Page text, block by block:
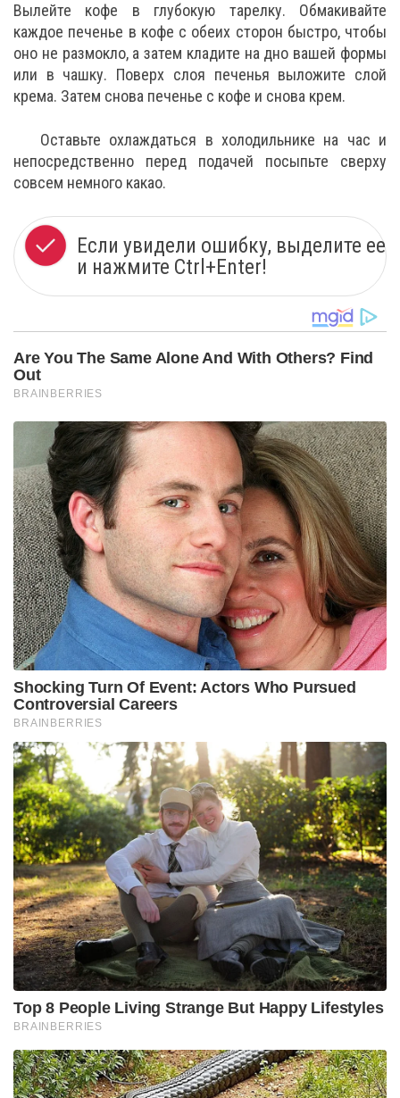
Вылейте кофе в глубокую тарелку. Обмакивайте
каждое печенье в кофе с обеих сторон быстро, чтобы
оно не размокло, а затем кладите на дно вашей формы
или в чашку. Поверх слоя печенья выложите слой
крема. Затем снова печенье с кофе и снова крем.
Оставьте охлаждаться в холодильнике на час и
непосредственно перед подачей посыпьте сверху
совсем немного какао.
Если увидели ошибку, выделите ее
и нажмите Ctrl+Enter!
Are You The Same Alone And With Others? Find
Out
BRAINBERRIES
Shocking Turn Of Event: Actors Who Pursued
Controversial Careers
BRAINBERRIES
Top 8 People Living Strange But Happy Lifestyles
BRAINBERRIES